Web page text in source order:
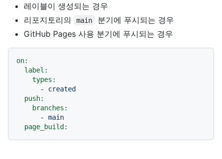
레이블이 생성되는 경우
리포지토리의
main
분기에 푸시되는 경우
GitHub Pages 사용 분기에 푸시되는 경우
on:
label:
types:
-
created
push:
branches:
-
main
page_build: